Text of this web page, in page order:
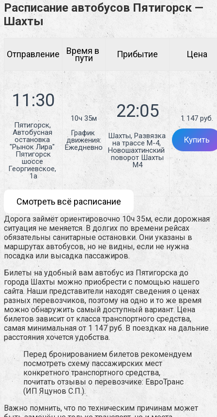
Расписание автобусов Пятигорск —
Шахты
Отправление Время в
пути Прибытие Цена
Пятигорск,
Автобусная
остановка
"Рынок Лира"
Пятигорск
шоссе
Георгиевское,
1а
10ч 35м
График
движения:
Ежедневно
22:05
Шахты, Развязка
на трассе М-4,
Новошахтинский
поворот Шахты
М4
1 147 руб.
Купить
Смотреть всё расписание
Дорога займёт ориентировочно 10ч 35м, если дорожная
ситуация не меняется. В долгих по времени рейсах
обязательны санитарные остановки. Они указаны в
маршрутах автобусов, но не видны, если не нужна
посадка или высадка пассажиров.
Билеты на удобный вам автобус из Пятигорска до
города Шахты можно приобрести с помощью нашего
сайта. Наши представители находят сведения о ценах
разных перевозчиков, поэтому на одно и то же время
можно обнаружить самый доступный вариант. Цена
билетов зависит от класса транспортного средства,
самая минимальная от 1 147 руб. В поездках на дальние
расстояния хочется удобства.
Перед бронированием билетов рекомендуем
посмотреть схему пассажирских мест
конкретного транспортного средства,
почитать отзывы о перевозчике: ЕвроТранс
(ИП Яцунов С.П.).
Важно помнить, что по техническим причинам может